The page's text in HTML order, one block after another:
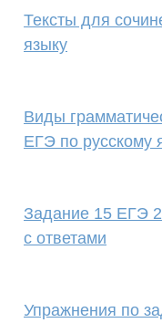
Тексты для
языку
Виды
ЕГЭ по русскому
Задание 15 ЕГЭ
с ответами
Упражнения по